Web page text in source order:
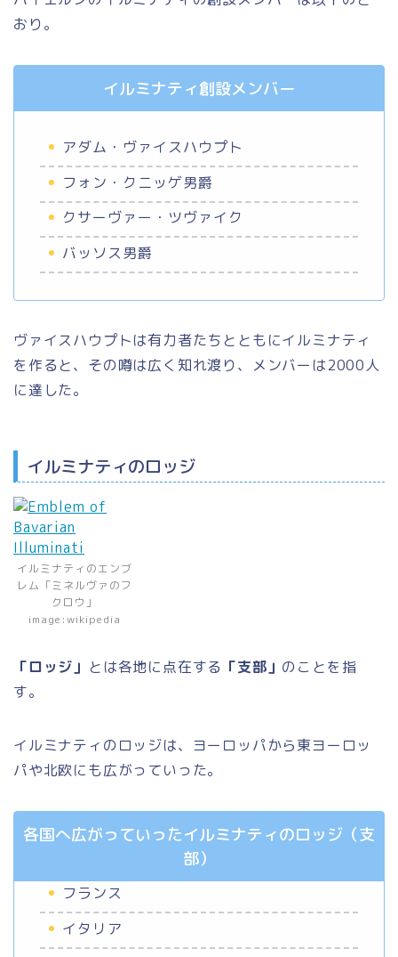
おり。
イルミナティ創設メンバー
アダム・ヴァイスハウプト
フォン・クニッゲ男爵
クサーヴァー・ツヴァイク
バッソス男爵
ヴァイスハウプトは有力者たちとともにイルミナティ
を作ると、その噂は広く知れ渡り、メンバーは2000人
に達した。
イルミナティのロッジ
イルミナティのエンブ
レム「ミネルヴァのフ
クロウ」
image:wikipedia
「ロッジ」 とは各地に点在する 「支部」 のことを指
す。
イルミナティのロッジは、ヨーロッパから東ヨーロッ
パや北欧にも広がっていった。
各国へ広がっていったイルミナティのロッジ（支
部）
フランス
イタリア